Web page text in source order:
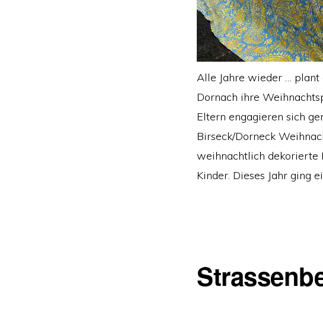
Alle Jahre wieder … plant
Dornach ihre
Eltern engagieren sich
Birseck/Dorneck
weihnachtlich dekorierte
Kinder. Dieses Jahr ging